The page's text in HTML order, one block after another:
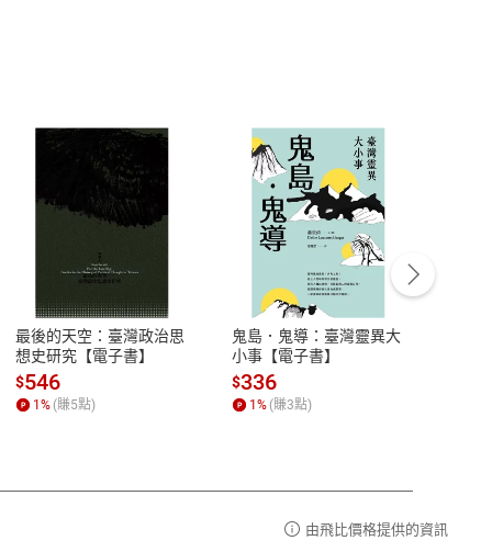
性
參
服務時間：週一到週五 10:00-12:00、
13:00-17:00 (國定假日及例假日休息)
客服電話：0080-1857077
最後的天空：臺灣政治思
想史研究【電子書】
$546
1% (賺5點)
鬼島．鬼導：臺灣靈異大
小事【電子書】
$336
1% (賺3點)
由飛比價格提供的資訊